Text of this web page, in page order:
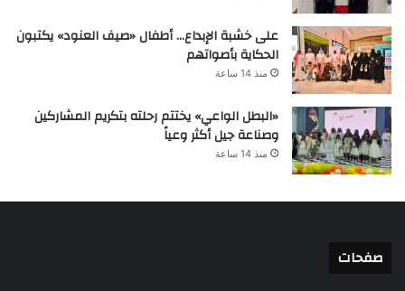
على خشبة الإبداع… أطفال «صيف العنود» يكتبون
الحكاية بأصواتهم
منذ 14 ساعة
«البطل الواعي» يختتم رحلته بتكريم المشاركين
وصناعة جيل أكثر وعياً
منذ 14 ساعة
صفحات